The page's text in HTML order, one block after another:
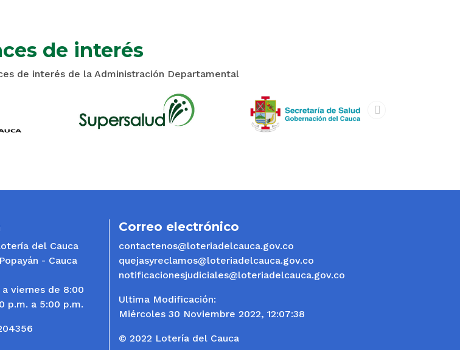
de interés
de interés de la Administración Departamental
del Cauca
- Cauca
viernes de 8:00
p.m. a 5:00 p.m.
Correo electrónico
contactenos@loteriadelcauca.gov.co
quejasyreclamos@loteriadelcauca.gov.co
notificacionesjudiciales@loteriadelcauca.gov.co
Ultima Modificación:
Miércoles 30 Noviembre 2022, 12:07:38
© 2022 Lotería del Cauca